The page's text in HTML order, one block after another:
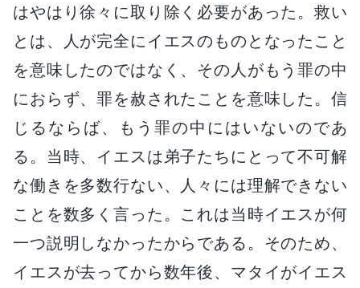
はやはり徐々に取り除く必要があった。救い
とは、人が完全にイエスのものとなったこと
を意味したのではなく、その人がもう罪の中
におらず、罪を赦されたことを意味した。信
じるならば、もう罪の中にはいないのであ
る。当時、イエスは弟子たちにとって不可解
な働きを多数行ない、人々には理解できない
ことを数多く言った。これは当時イエスが何
一つ説明しなかったからである。そのため、
イエスが去ってから数年後、マタイがイエス